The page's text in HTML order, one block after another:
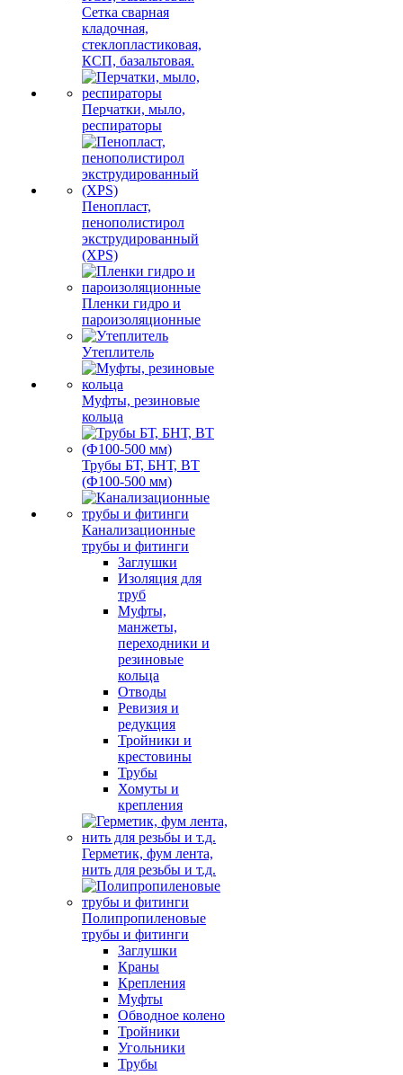
Сетка сварная
кладочная,
стеклопластиковая,
КСП, базальтовая.
Перчатки, мыло,
респираторы
Пенопласт,
пенополистирол
экструдированный
(XPS)
Пленки гидро и
пароизоляционные
Утеплитель
Муфты, резиновые
кольца
Трубы БТ, БНТ, ВТ
(Ф100-500 мм)
Канализационные
трубы и фитинги
Заглушки
Изоляция для
труб
Муфты,
манжеты,
переходники и
резиновые
кольца
Отводы
Ревизия и
редукция
Тройники и
крестовины
Трубы
Хомуты и
крепления
Герметик, фум лента,
нить для резьбы и т.д.
Полипропиленовые
трубы и фитинги
Заглушки
Краны
Крепления
Муфты
Обводное колено
Тройники
Угольники
Трубы